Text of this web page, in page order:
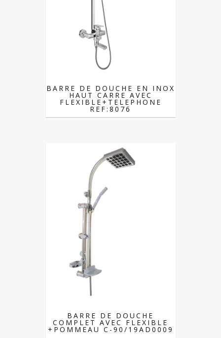
BARRE DE DOUCHE EN INOX
HAUT CARRE AVEC
FLEXIBLE+TELEPHONE
REF:8076
BARRE DE DOUCHE
COMPLET AVEC FLEXIBLE
+POMMEAU C-90/19AD0009